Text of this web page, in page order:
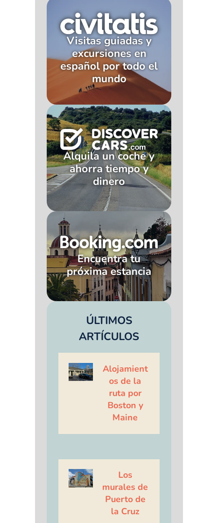
Visitas guiadas y
excursiones en
español por todo el
mundo
Alquila un coche y
ahorra tiempo y
dinero
Encuentra tu
próxima estancia
ÚLTIMOS
ARTÍCULOS
Alojamient
os de la
ruta por
Boston y
Maine
Los
murales de
Puerto de
la Cruz